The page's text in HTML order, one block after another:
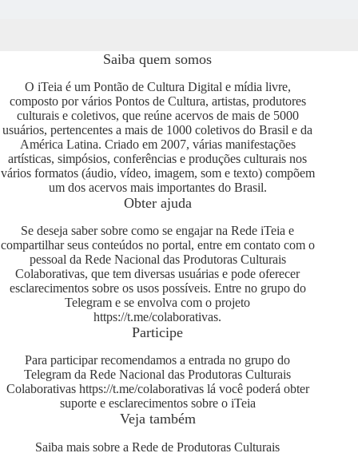
Saiba quem somos
O iTeia é um Pontão de Cultura Digital e mídia livre,
composto por vários Pontos de Cultura, artistas, produtores
culturais e coletivos, que reúne acervos de mais de 5000
usuários, pertencentes a mais de 1000 coletivos do Brasil e da
América Latina. Criado em 2007, várias manifestações
artísticas, simpósios, conferências e produções culturais nos
vários formatos (áudio, vídeo, imagem, som e texto) compõem
um dos acervos mais importantes do Brasil.
Obter ajuda
Se deseja saber sobre como se engajar na Rede iTeia e
compartilhar seus conteúdos no portal, entre em contato com o
pessoal da Rede Nacional das Produtoras Culturais
Colaborativas, que tem diversas usuárias e pode oferecer
esclarecimentos sobre os usos possíveis. Entre no grupo do
Telegram e se envolva com o projeto
https://t.me/colaborativas.
Participe
Para participar recomendamos a entrada no grupo do
Telegram da Rede Nacional das Produtoras Culturais
Colaborativas https://t.me/colaborativaslá você poderá obter
suporte e esclarecimentos sobre o iTeia
Veja também
Saiba mais sobre a Rede de Produtoras Culturais